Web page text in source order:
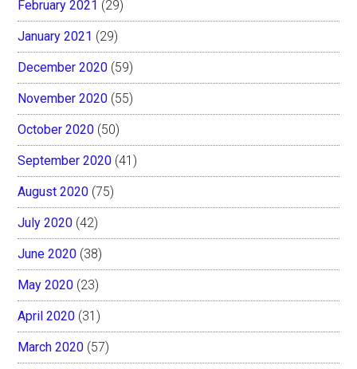
February 2021 (29)
January 2021 (29)
December 2020 (59)
November 2020 (55)
October 2020 (50)
September 2020 (41)
August 2020 (75)
July 2020 (42)
June 2020 (38)
May 2020 (23)
April 2020 (31)
March 2020 (57)